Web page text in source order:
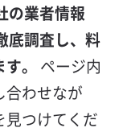
の業者情報
底調査し、料
。
ページ内
合わせなが
見つけてくだ